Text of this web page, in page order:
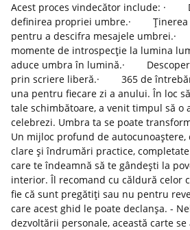
Acest proces vindecător include: ·
definirea propriei umbre.· Ținerea
pentru a descifra mesajele
momente de introspecție la lumina
aduce umbra în lumină.·
prin scriere liberă.· 365 de
una pentru fiecare zi a anului. În loc
tale schimbătoare, a venit timpul să o
celebrezi. Umbra ta se poate
Un mijloc profund de
clare și îndrumări practice,
care te îndeamnă să te gândești la
interior. Îl recomand cu căldură celor
fie că sunt pregătiți sau nu pentru
care acest ghid le poate declanșa. -
dezvoltării personale, această carte